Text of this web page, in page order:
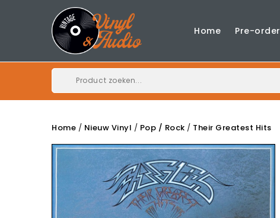
Home Pre-order
Home Nieuw Vinyl Pop / Rock Their Greatest Hits